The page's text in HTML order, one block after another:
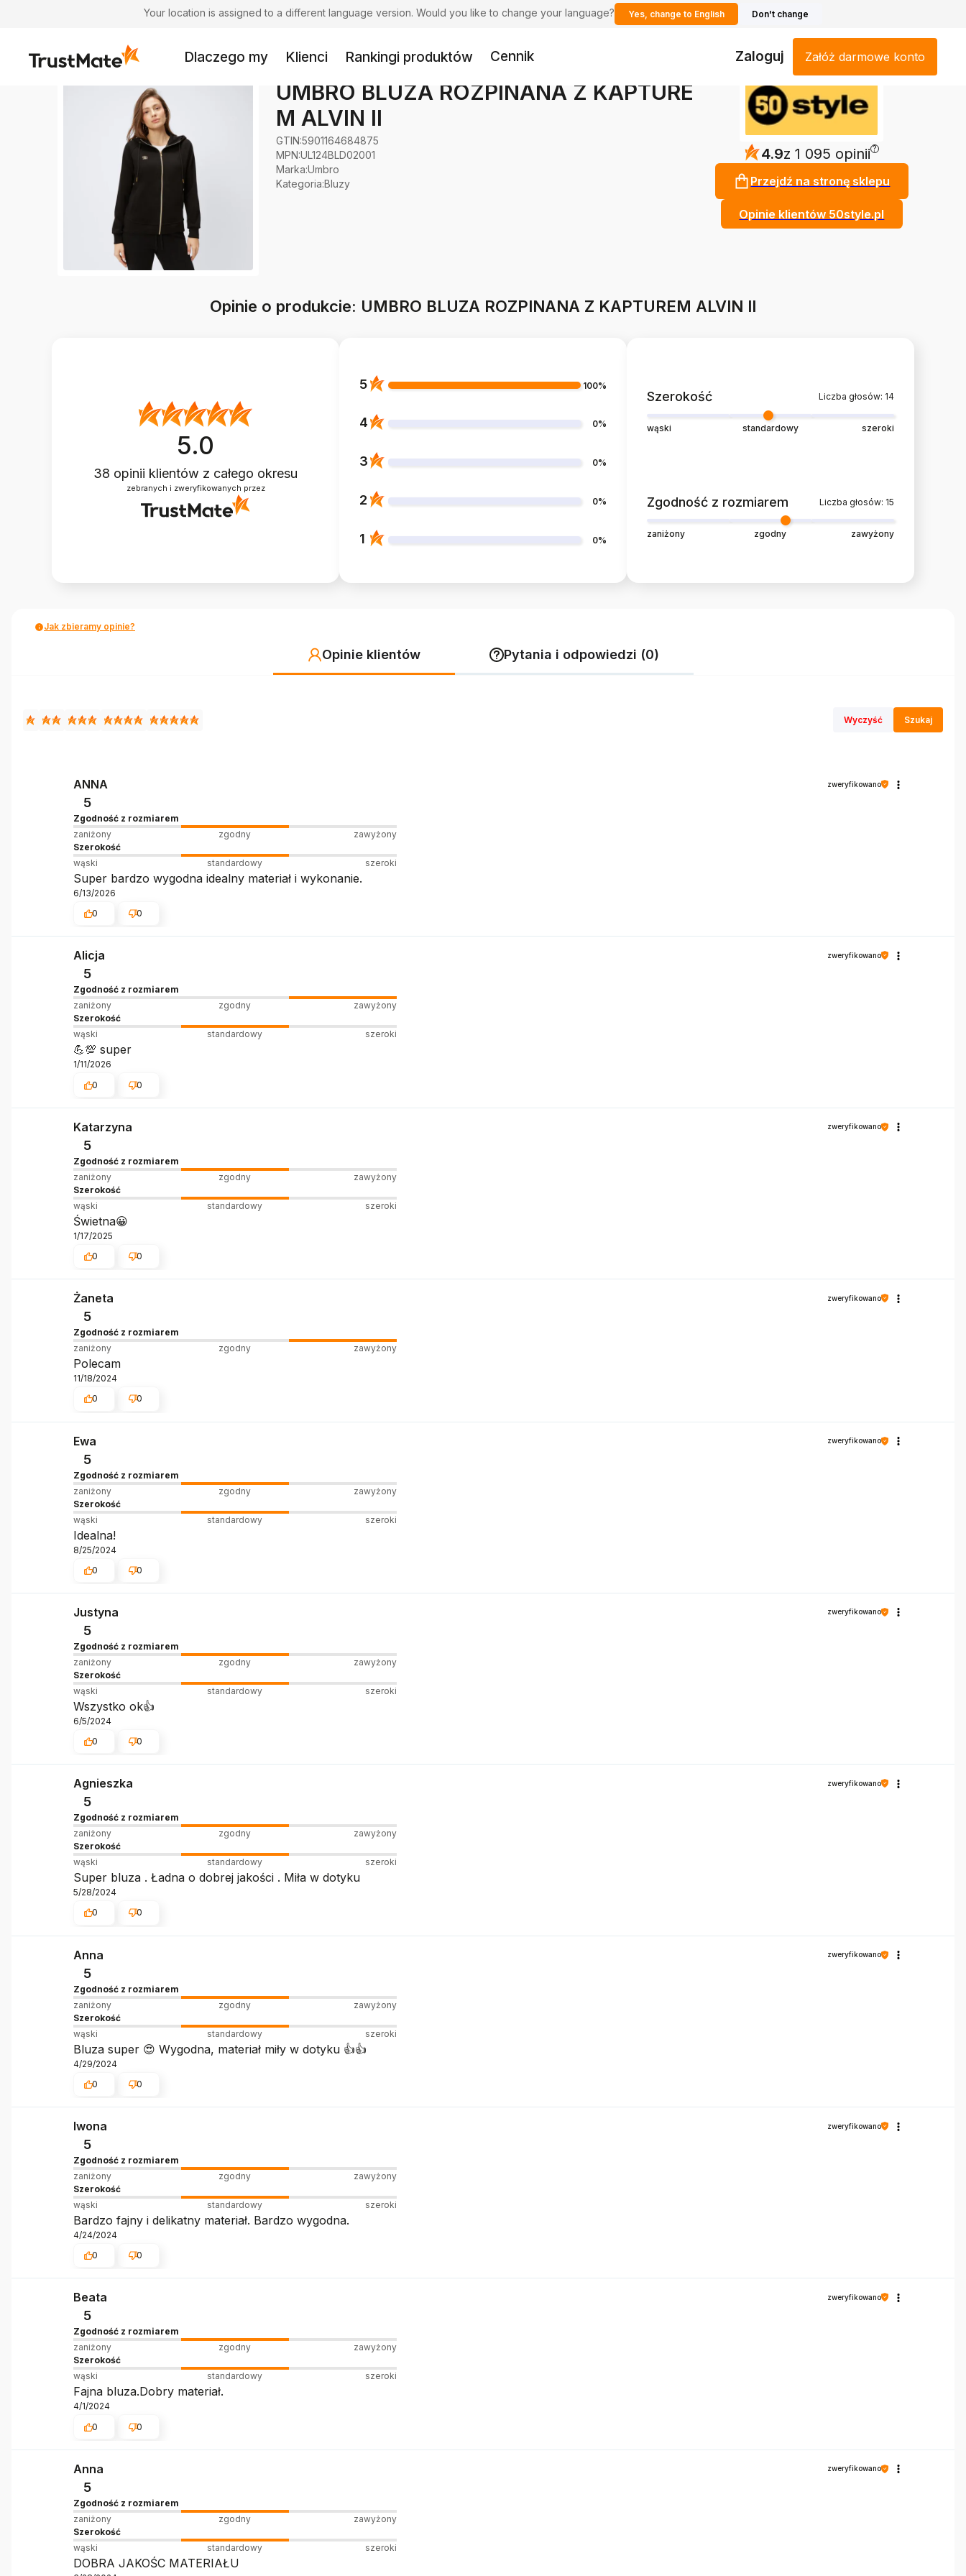
Your location is assigned to a different language version. Would you like to change your language? Yes, change to English Don't change
Dlaczego my Klienci Rankingi produktów Cennik Zaloguj Załóż darmowe konto
UMBRO BLUZA ROZPINANA Z KAPTURE
M ALVIN II
GTIN:5901164684875
MPN:UL124BLD02001
Marka:Umbro
Kategoria:Bluzy
4.9z 1 095 opinii ?
Przejdź na stronę sklepu
Opinie klientów 50style.pl
Opinie o produkcie: UMBRO BLUZA ROZPINANA Z KAPTUREM ALVIN II
5.0
38 opinii klientów z całego okresu
zebranych i zweryfikowanych przez
5 100%
4 0%
3 0%
2 0%
1 0%
Szerokość Liczba głosów: 14
wąski standardowy szeroki
Zgodność z rozmiarem Liczba głosów: 15
zaniżony zgodny zawyżony
Jak zbieramy opinie?
Opinie klientów Pytania i odpowiedzi (0)
Wyczyść Szukaj
ANNA zweryfikowano
5
Zgodność z rozmiarem
zaniżony
zgodny
zawyżony
Szerokość
wąski
standardowy szeroki
Super bardzo wygodna idealny materiał i wykonanie.
6/13/2026
0
0
Alicja zweryfikowano
5
Zgodność z rozmiarem
zaniżony
zgodny
zawyżony
Szerokość
wąski
standardowy szeroki
💪💯 super
1/11/2026
0
0
Katarzyna zweryfikowano
5
Zgodność z rozmiarem
zaniżony
zgodny
zawyżony
Szerokość
wąski
standardowy szeroki
Świetna😀
1/17/2025
0
0
Żaneta zweryfikowano
5
Zgodność z rozmiarem
zaniżony
zgodny zawyżony
Polecam
11/18/2024
0
0
Ewa zweryfikowano
5
Zgodność z rozmiarem
zaniżony
zgodny
zawyżony
Szerokość
wąski
standardowy szeroki
Idealna!
8/25/2024
0
0
Justyna zweryfikowano
5
Zgodność z rozmiarem
zaniżony
zgodny
zawyżony
Szerokość
wąski
standardowy szeroki
Wszystko ok👍️
6/5/2024
0
0
Agnieszka zweryfikowano
5
Zgodność z rozmiarem
zaniżony
zgodny
zawyżony
Szerokość
wąski
standardowy szeroki
Super bluza . Ładna o dobrej jakości . Miła w dotyku
5/28/2024
0
0
Anna zweryfikowano
5
Zgodność z rozmiarem
zaniżony
zgodny
zawyżony
Szerokość
wąski
standardowy szeroki
Bluza super 😍 Wygodna, materiał miły w dotyku 👍️👍️
4/29/2024
0
0
Iwona zweryfikowano
5
Zgodność z rozmiarem
zaniżony
zgodny
zawyżony
Szerokość
wąski
standardowy szeroki
Bardzo fajny i delikatny materiał. Bardzo wygodna.
4/24/2024
0
0
Beata zweryfikowano
5
Zgodność z rozmiarem
zaniżony
zgodny
zawyżony
Szerokość
wąski
standardowy szeroki
Fajna bluza.Dobry materiał.
4/1/2024
0
0
Anna zweryfikowano
5
Zgodność z rozmiarem
zaniżony
zgodny
zawyżony
Szerokość
wąski
standardowy szeroki
DOBRA JAKOŚC MATERIAŁU